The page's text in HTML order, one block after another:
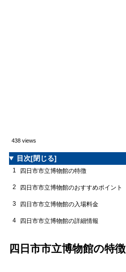
438 views
目次[閉じる]
1 四日市市立博物館の特徴
2 四日市市立博物館のおすすめポイント
3 四日市市立博物館の入場料金
4 四日市市立博物館の詳細情報
四日市市立博物館の特徴